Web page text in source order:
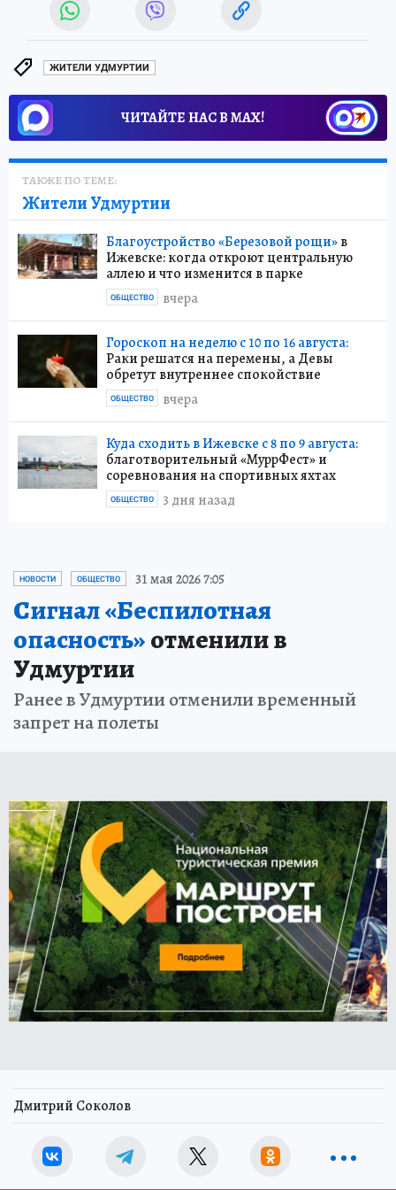
ЖИТЕЛИ УДМУРТИИ
ЧИТАЙТЕ НАС В МАХ!
ТАКЖЕ ПО ТЕМЕ:
Жители Удмуртии
Благоустройство «Березовой рощи»в
Ижевске: когда откроют центральную
аллею и что изменится в парке
вчера
ОБЩЕСТВО
Гороскоп на неделю с 10 по 16 августа:
Раки решатся на перемены, а Девы
обретут внутреннее спокойствие
вчера
ОБЩЕСТВО
Куда сходить в Ижевске с 8 по 9 августа:
благотворительный «МуррФест» и
соревнования на спортивных яхтах
3 дня назад
ОБЩЕСТВО
НОВОСТИ ОБЩЕСТВО 31 мая 2026 7:05
Сигнал «Беспилотная
опасность»отменили в
Удмуртии
Ранее в Удмуртии отменили временный
запрет на полеты
Дмитрий Соколов